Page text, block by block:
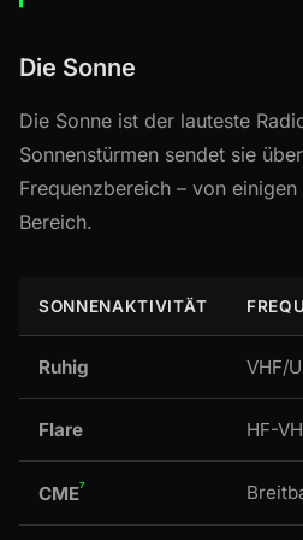
Die Sonne
Die Sonne ist der lauteste
Sonnenstürmen sendet sie
Frequenzbereich – von
Bereich.
SONNENAKTIVITÄT
Ruhig VHF/
Flare HF-
CME⁷